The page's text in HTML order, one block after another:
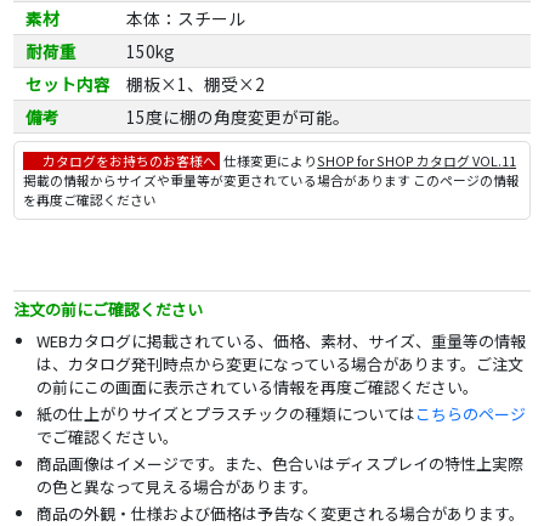
素材
本体：スチール
耐荷重
150kg
セット内容
棚板×1、棚受×2
備考
15度に棚の角度変更が可能。
カタログをお持ちのお客様へ 仕様変更によりSHOP for SHOP カタログ VOL.11
掲載の情報からサイズや重量等が変更されている場合があります このページの情報
を再度ご確認ください
注文の前にご確認ください
WEBカタログに掲載されている、価格、素材、サイズ、重量等の情報
は、カタログ発刊時点から変更になっている場合があります。ご注文
の前にこの画面に表示されている情報を再度ご確認ください。
紙の仕上がりサイズとプラスチックの種類についてはこちらのページ
でご確認ください。
商品画像はイメージです。また、色合いはディスプレイの特性上実際
の色と異なって見える場合があります。
商品の外観・仕様および価格は予告なく変更される場合があります。